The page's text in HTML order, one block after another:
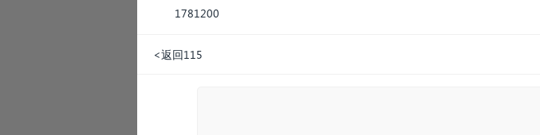
1781200
<返回115